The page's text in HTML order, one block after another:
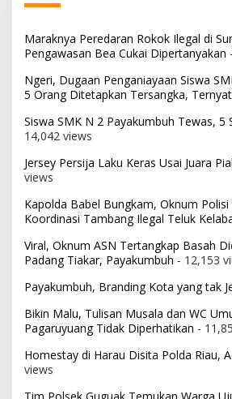
Maraknya Peredaran Rokok Ilegal di
Pengawasan Bea Cukai Dipertanyakan
Ngeri, Dugaan Penganiayaan Siswa
5 Orang Ditetapkan Tersangka,
Siswa SMK N 2 Payakumbuh Tewas, 5
14,042 views
Jersey Persija Laku Keras Usai Juara
views
Kapolda Babel Bungkam, Oknum Polisi
Koordinasi Tambang Ilegal Teluk
Viral, Oknum ASN Tertangkap Basah
Padang Tiakar, Payakumbuh - 12,153
Payakumbuh, Branding Kota yang tak
Bikin Malu, Tulisan Musala dan WC
Pagaruyuang Tidak Diperhatikan -
Homestay di Harau Disita Polda Riau,
views